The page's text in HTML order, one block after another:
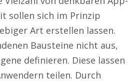
sollen sich im Prinzip
Art erstellen lassen.
Bausteine nicht aus,
definieren. Diese lassen
teilen. Durch